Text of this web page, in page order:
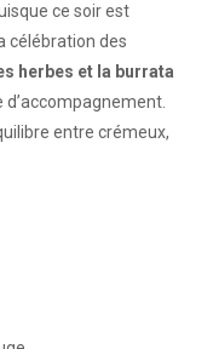
ce soir est
célébration des
herbes et la burrata
entre crémeux,